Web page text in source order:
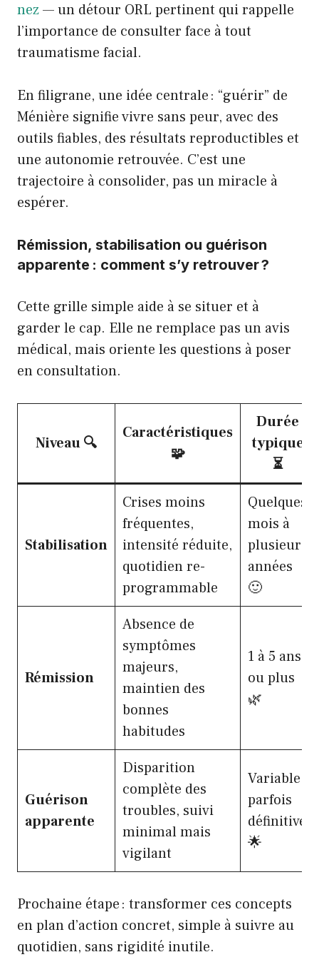
nez— un détour ORL pertinent qui rappelle
l’importance de consulter face à tout
traumatisme facial.
En filigrane, une idée centrale : “guérir” de
Ménière signifie vivre sans peur, avec des
outils fiables, des résultats reproductibles et
une autonomie retrouvée. C’est une
trajectoire à consolider, pas un miracle à
espérer.
Rémission, stabilisation ou guérison
apparente : comment s’y retrouver ?
Cette grille simple aide à se situer et à
garder le cap. Elle ne remplace pas un avis
médical, mais oriente les questions à poser
en consultation.
Niveau 🔍
Caractéristiques
🧩
Durée
typique
⏳
Stabilisation
Crises moins
fréquentes,
intensité réduite,
quotidien re-
programmable
Quelques
mois à
plusieurs
années
🙂
Rémission
Absence de
symptômes
majeurs,
maintien des
bonnes
habitudes
1 à 5 ans
ou plus
🌿
Guérison
apparente
Disparition
complète des
troubles, suivi
minimal mais
vigilant
Variable,
parfois
définitive
🌟
Prochaine étape : transformer ces concepts
en plan d’action concret, simple à suivre au
quotidien, sans rigidité inutile.